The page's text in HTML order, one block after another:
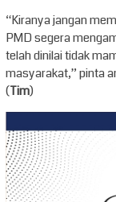
“Kiranya jangan
PMD segera
telah dinilai tidak
masyarakat,” pinta
(Tim)